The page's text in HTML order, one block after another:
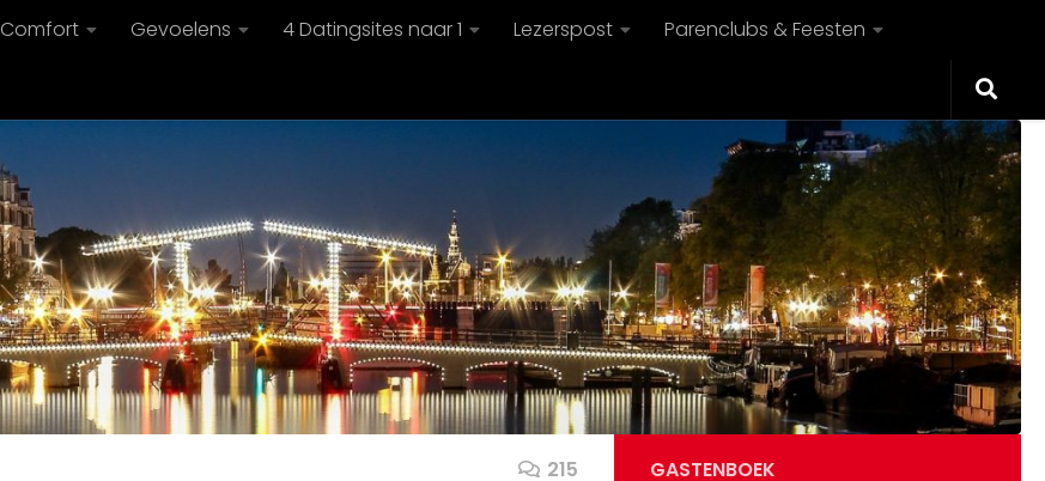
Comfort Gevoelens 4 Datingsites naar 1 Lezerspost Parenclubs & Feesten
215 GASTENBOEK